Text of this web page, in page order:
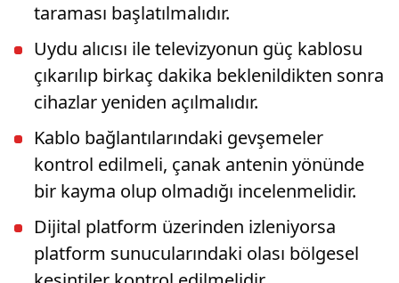
taraması başlatılmalıdır.
Uydu alıcısı ile televizyonun güç kablosu
çıkarılıp birkaç dakika beklenildikten sonra
cihazlar yeniden açılmalıdır.
Kablo bağlantılarındaki gevşemeler
kontrol edilmeli, çanak antenin yönünde
bir kayma olup olmadığı incelenmelidir.
Dijital platform üzerinden izleniyorsa
platform sunucularındaki olası bölgesel